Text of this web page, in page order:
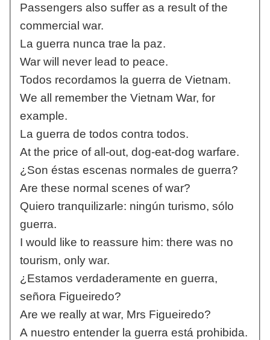
Passengers also suffer as a result of the
commercial war.
La guerra nunca trae la paz.
War will never lead to peace.
Todos recordamos la guerra de Vietnam.
We all remember the Vietnam War, for
example.
La guerra de todos contra todos.
At the price of all-out, dog-eat-dog warfare.
¿Son éstas escenas normales de guerra?
Are these normal scenes of war?
Quiero tranquilizarle: ningún turismo, sólo
guerra.
I would like to reassure him: there was no
tourism, only war.
¿Estamos verdaderamente en guerra,
señora Figueiredo?
Are we really at war, Mrs Figueiredo?
A nuestro entender la guerra está prohibida.